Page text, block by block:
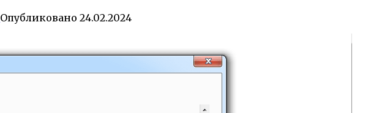
Опубликовано 24.02.2024